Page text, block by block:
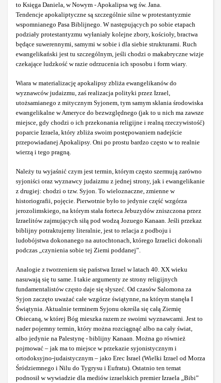
to Księga Daniela, w Nowym - Apokalipsa wg św. Jana.
Tendencje apokaliptyczne są szczególnie silne w protestantyzmie
wspomnianego Pasa Biblijnego. W następujących po sobie etapach
podziały protestantyzmu wyłaniały kolejne zbory, kościoły, bractwa
będące suwerennymi, samymi w sobie i dla siebie strukturami. Ruch
ewangelikański jest tu szczególnym, jeśli chodzi o makabryczne wizje
czekające ludzkość w razie odrzucenia ich sposobu i form wiary.
Wiara w materializację apokalipsy zbliża ewangelikanów do
wyznawców judaizmu, zaś realizacja polityki przez Izrael,
utożsamianego z mitycznym Syjonem, tym samym skłania środowiska
ewangelikalne w Ameryce do bezwzględnego (jak to u nich ma zawsze
miejsce, gdy chodzi o ich przekonania religijne i realną rzeczywistość)
poparcie Izraela, który zbliża swoim postępowaniem nadejście
przepowiadanej Apokalipsy. Oni po prostu bardzo często w to realnie
wierzą i tego pragną.
Należy tu wyjaśnić czym jest termin, którym często szermują zarówno
syjoniści oraz wyznawcy judaizmu z jednej strony, jak i ewangelikanie
z drugiej: chodzi o tzw. Syjon. To wieloznaczne, zmienne w
historiografii, pojęcie. Pierwotnie było to jedynie część wzgórza
jerozolimskiego, na którym stała forteca Jebuzydów zniszczona przez
Izraelitów zajmujących siłą pod wodzą Jozuego Kanaan. Jeśli przekaz
biblijny potraktujemy literalnie, jest to relacja z podboju i
ludobójstwa dokonanego na autochtonach, którego Izraelici dokonali
podczas „czynienia sobie tej Ziemi poddanej”.
Analogie z tworzeniem się państwa Izrael w latach 40. XX wieku
nasuwają się tu same. I takie argumenty ze strony religijnych
fundamentalistów często daje się słyszeć. Od czasów Salomona za
Syjon zaczęto uważać całe wzgórze świątynne, na którym stanęła I
Świątynia. Aktualnie terminem Syjonu określa się całą Ziemię
Obiecaną, w której Bóg mieszka razem ze swoimi wyznawcami. Jest to
nader pojemny termin, który można rozciągnąć albo na cały świat,
albo jedynie na Palestynę - biblijny Kanaan. Można go również
pojmować – jak ma to miejsce w przekazie syjonistycznym i
ortodoksyjno-judaistycznym – jako Erec Israel (Wielki Izrael od Morza
Śródziemnego i Nilu do Tygrysu i Eufratu). Ostatnio ten temat
podnosił w wywiadzie dla mediów izraelskich premier Izraela „Bibi”